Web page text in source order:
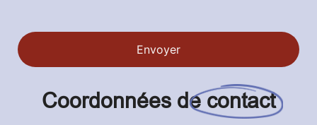
Coordonnées decontact